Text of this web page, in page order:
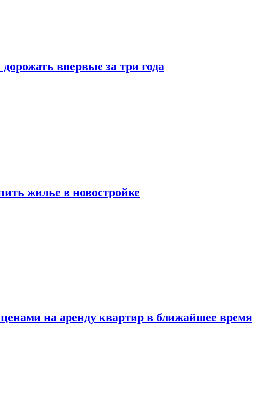
впервые за три года
жилье в новостройке
ценами на аренду квартир в ближайшее время